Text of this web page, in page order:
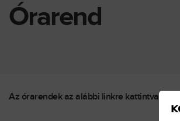
Órarend
Az órarendek az alábbi linkre kattintva